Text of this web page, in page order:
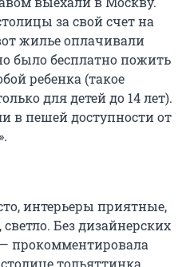
за свой счет на
жилье оплачивали
было бесплатно пожить
ребенка (такое
для детей до 14 лет).
в пешей доступности от
интерьеры приятные,
Без дизайнерских
прокомментировала
тольяттинка.